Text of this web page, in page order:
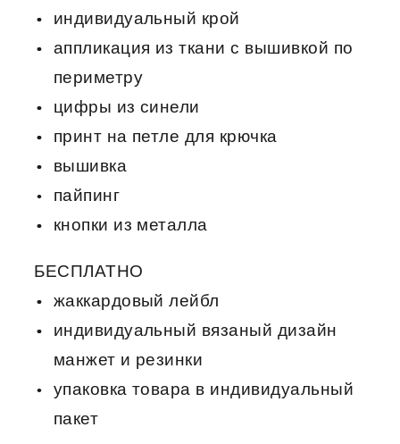
индивидуальный крой
аппликация из ткани с вышивкой по
периметру
цифры из синели
принт на петле для крючка
вышивка
пайпинг
кнопки из металла
БЕСПЛАТНО
жаккардовый лейбл
индивидуальный вязаный дизайн
манжет и резинки
упаковка товара в индивидуальный
пакет